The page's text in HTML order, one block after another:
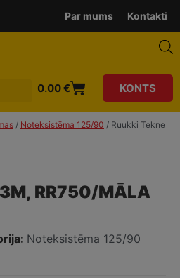
Par mums Kontakti
0.00€ KONTS
/ Noteksistēma 125/90 / Ruukki Tekne
3M, RR750/MĀLA
Noteksistēma 125/90